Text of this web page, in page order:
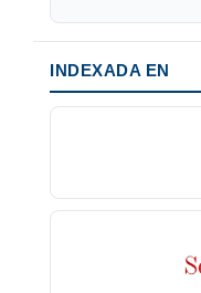
INDEXADA EN